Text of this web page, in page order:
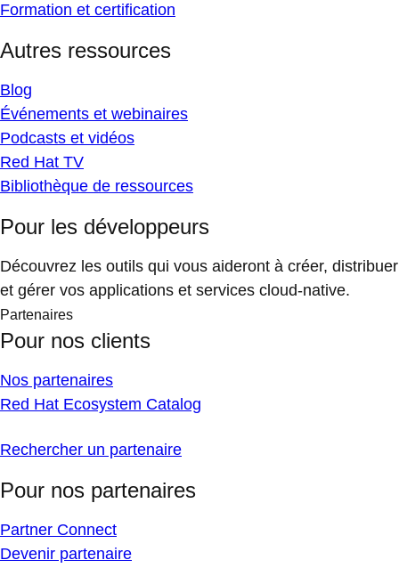
Formation et certification
Autres ressources
Blog
Événements et webinaires
Podcasts et vidéos
Red Hat TV
Bibliothèque de ressources
Pour les développeurs
Découvrez les outils qui vous aideront à créer, distribuer
et gérer vos applications et services cloud-native.
Partenaires
Pour nos clients
Nos partenaires
Red Hat Ecosystem Catalog
Rechercher un partenaire
Pour nos partenaires
Partner Connect
Devenir partenaire